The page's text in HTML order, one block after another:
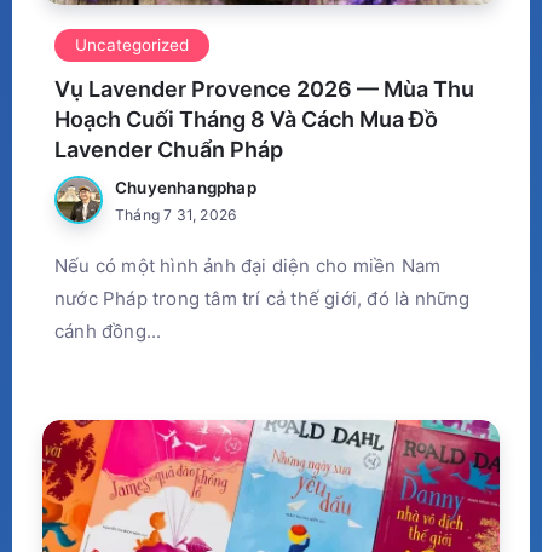
Uncategorized
Vụ Lavender Provence 2026 — Mùa Thu
Hoạch Cuối Tháng 8 Và Cách Mua Đồ
Lavender Chuẩn Pháp
Chuyenhangphap
Tháng 7 31, 2026
Nếu có một hình ảnh đại diện cho miền Nam
nước Pháp trong tâm trí cả thế giới, đó là những
cánh đồng...